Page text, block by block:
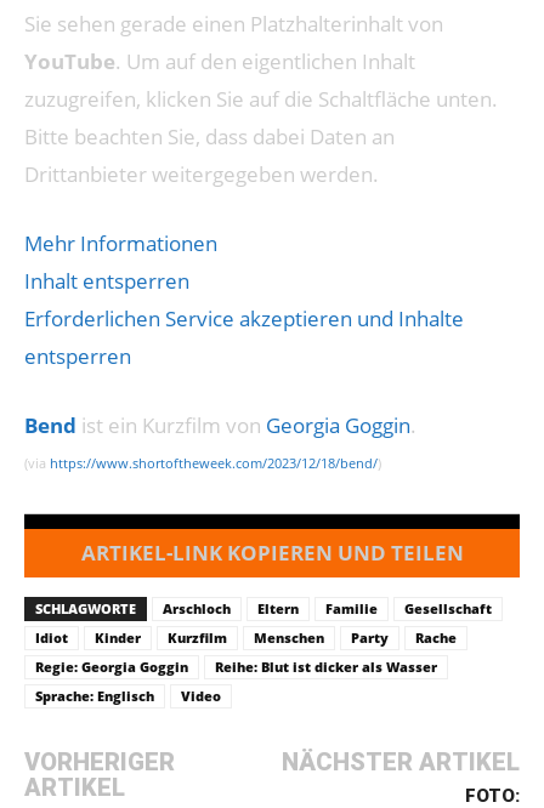
Sie sehen gerade einen Platzhalterinhalt von
YouTube. Um auf den eigentlichen Inhalt
zuzugreifen, klicken Sie auf die Schaltfläche unten.
Bitte beachten Sie, dass dabei Daten an
Drittanbieter weitergegeben werden.
Mehr Informationen
Inhalt entsperren
Erforderlichen Service akzeptieren und Inhalte
entsperren
Bend ist ein Kurzfilm von Georgia Goggin.
(via https://www.shortoftheweek.com/2023/12/18/bend/)
ARTIKEL-LINK KOPIEREN UND TEILEN
SCHLAGWORTE Arschloch Eltern Familie
Gesellschaft
Idiot
Kinder Kurzfilm Menschen Party
Rache
Regie: Georgia Goggin
Reihe: Blut ist dicker als Wasser
Sprache: Englisch
Video
VORHERIGER
ARTIKEL
NÄCHSTER ARTIKEL
FOTO: